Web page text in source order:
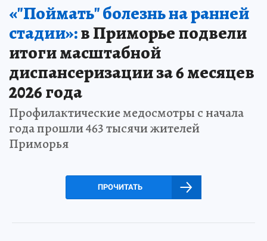
«"Поймать" болезнь на ранней
стадии»:в Приморье подвели
итоги масштабной
диспансеризации за 6 месяцев
2026 года
Профилактические медосмотры с начала
года прошли 463 тысячи жителей
Приморья
ПРОЧИТАТЬ